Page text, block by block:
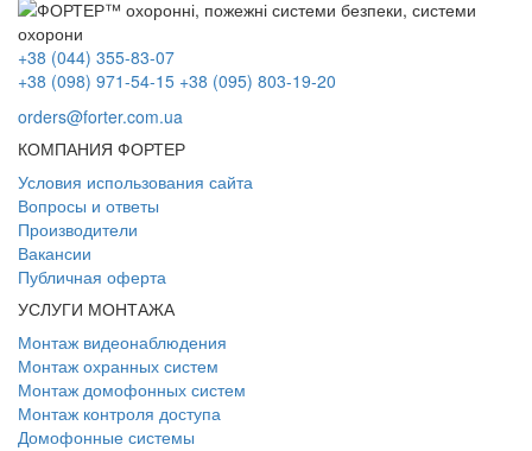
+38 (044) 355-83-07
+38 (098) 971-54-15 +38 (095) 803-19-20
orders@forter.com.ua
КОМПАНИЯ ФОРТЕР
Условия использования сайта
Вопросы и ответы
Производители
Вакансии
Публичная оферта
УСЛУГИ МОНТАЖА
Монтаж видеонаблюдения
Монтаж охранных систем
Монтаж домофонных систем
Монтаж контроля доступа
Домофонные системы